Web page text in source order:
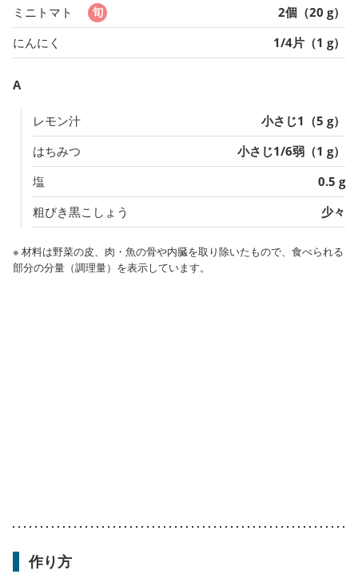
ミニトマト
2個（20 g）
にんにく
1/4片（1 g）
A
レモン汁
小さじ1（5 g）
はちみつ
小さじ1/6弱（1 g）
塩
0.5 g
粗びき黒こしょう
少々
※ 材料は野菜の皮、肉・魚の骨や内臓を取り除いたもので、食べられる
部分の分量（調理量）を表示しています。
作り方